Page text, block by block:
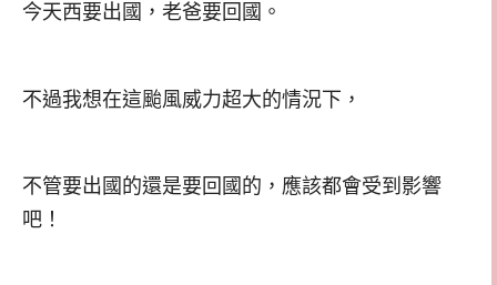
今天西要出國，老爸要回國。
不過我想在這颱風威力超大的情況下，
不管要出國的還是要回國的，應該都會受到影響
吧！